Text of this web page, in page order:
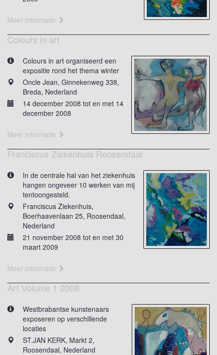
Meer informatie
Colours in art
Colours in art organiseerd een
expositie rond het thema winter
Oncle Jean, Ginnekenweg 338,
Breda, Nederland
14 december 2008 tot en met 14
december 2008
Meer informatie
Franciscus Ziekenhuis Roosendaal
In de centrale hal van het ziekenhuis
hangen ongeveer 10 werken van mij
tentoongesteld.
Franciscus Ziekenhuis,
Boerhaavenlaan 25, Roosendaal,
Nederland
21 november 2008 tot en met 30
maart 2009
Meer informatie
Art Volume 1 2008
Westbrabantse kunstenaars
exposeren op verschillende
locaties
ST.JAN KERK, Markt 2,
Roosendaal, Nederland